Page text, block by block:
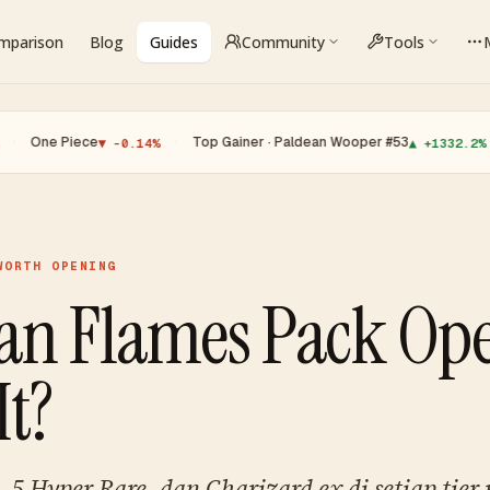
Blog Guides Community Tools
▼ -0.14% Top Gainer · Paldean Wooper #53▲ +1332.2% · Top
OPENING
Flames Pack